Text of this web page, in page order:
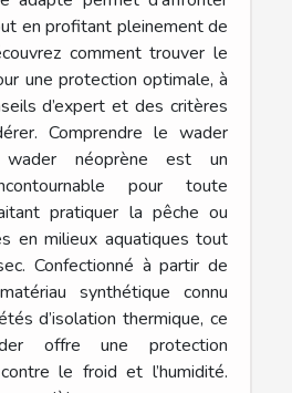
en profitant pleinement de
comment trouver le
une protection optimale, à
d’expert et des critères
Comprendre le wader
néoprène est un
pour toute
pratiquer la pêche ou
en milieux aquatiques tout
Confectionné à partir de
synthétique connu
d’isolation thermique, ce
offre une protection
le froid et l’humidité.